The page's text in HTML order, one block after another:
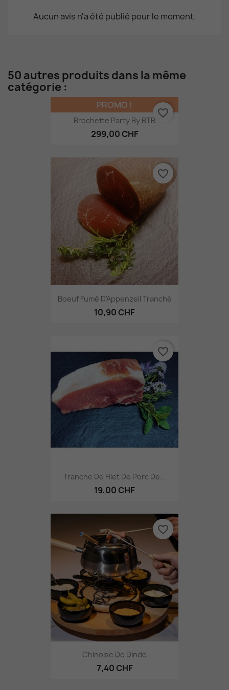
Aucun avis n'a été publié pour le moment.
50 autres produits dans la même
catégorie :
Brochette Party By BTB
299,00 CHF
PROMO !
favorite_border
Boeuf Fumé D'Appenzell Tranché
10,90 CHF
favorite_border
Tranche De Filet De Porc De...
19,00 CHF
favorite_border
Chinoise De Dinde
7,40 CHF
favorite_border